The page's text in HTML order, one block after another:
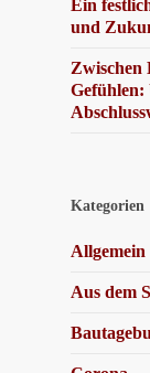
Ein
und
Zwischen
Gefühlen:
Kategorien
Allgemein
Aus dem